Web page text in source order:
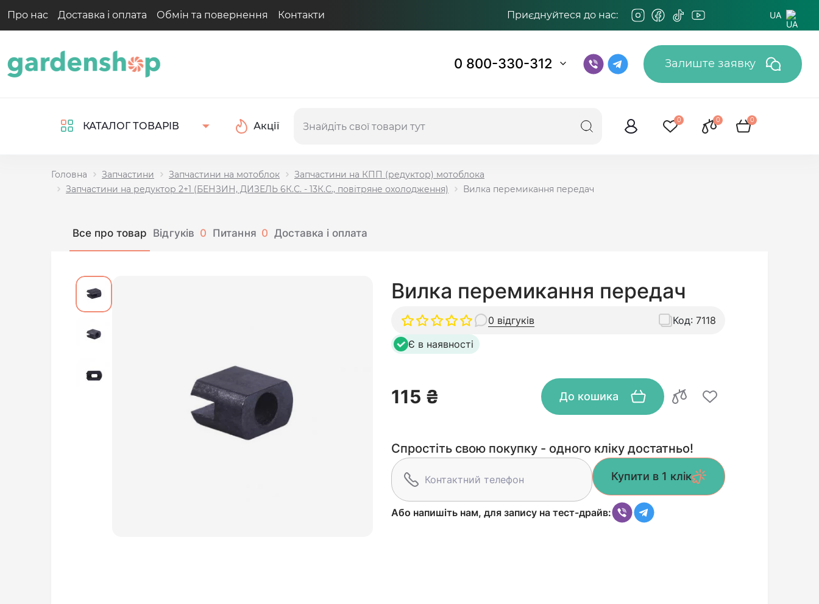
Про нас Доставка і оплата Обмін та повернення Контакти Приєднуйтеся до нас: UA
0 800-330-312 Залиште заявку
КАТАЛОГ ТОВАРІВ Акції
0 0 0
Головна Запчастини Запчастини на мотоблок
Запчастини на КПП (редуктор) мотоблока
Запчастини на редуктор 2+1 (БЕНЗИН, ДИЗЕЛЬ 6К.С. - 13К.С., повітряне охолодження)
Вилка перемикання передач
Все про товар Відгуків 0 Питання 0 Доставка і оплата
Вилка перемикання передач
0 відгуків Код: 7118
Є в наявності
115 ₴ До кошика
Спростіть свою покупку - одного кліку достатньо!
Купити в 1 клік
Або напишіть нам, для запису на тест-драйв: